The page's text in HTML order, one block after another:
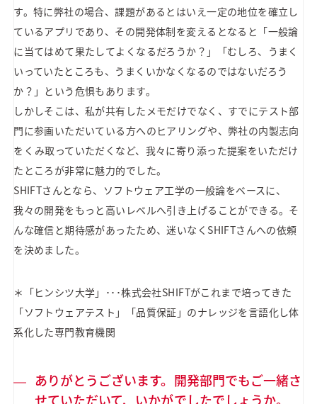
す。特に弊社の場合、課題があるとはいえ一定の地位を確立し
ているアプリであり、その開発体制を変えるとなると「一般論
に当てはめて果たしてよくなるだろうか？」「むしろ、うまく
いっていたところも、うまくいかなくなるのではないだろう
か？」という危惧もあります。
しかしそこは、私が共有したメモだけでなく、すでにテスト部
門に参画いただいている方へのヒアリングや、弊社の内製志向
をくみ取っていただくなど、我々に寄り添った提案をいただけ
たところが非常に魅力的でした。
SHIFTさんとなら、ソフトウェア工学の一般論をベースに、
我々の開発をもっと高いレベルへ引き上げることができる。そ
んな確信と期待感があったため、迷いなくSHIFTさんへの依頼
を決めました。
＊「ヒンシツ大学」･･･株式会社SHIFTがこれまで培ってきた
「ソフトウェアテスト」「品質保証」のナレッジを言語化し体
系化した専門教育機関
ありがとうございます。開発部門でもご一緒さ
せていただいて、いかがでしたでしょうか。